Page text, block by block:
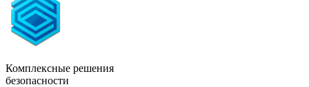
Комплексные решения
безопасности